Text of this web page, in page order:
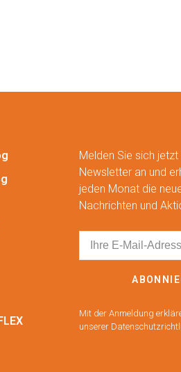
Melden Sie sich jetzt
Newsletter an und
jeden Monat die
Nachrichten und
Mit der Anmeldung
unserer